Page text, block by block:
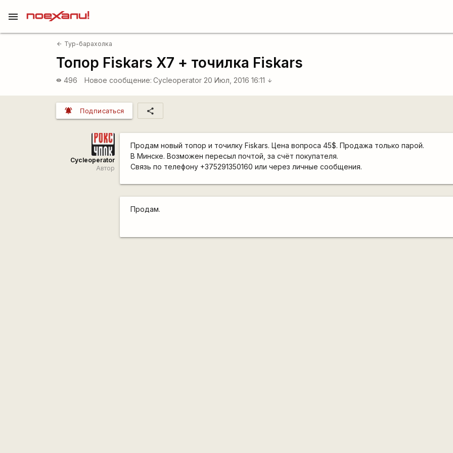
menu
arrow_back Тур-барахолка
Топор Fiskars X7 + точилка Fiskars
visibility 496 Новое сообщение: Cycleoperator 20 Июл, 2016 16:11 arrow_downward
notifications_active Подписаться share
Cycleoperator
Автор
Продам новый топор и точилку Fiskars. Цена вопроса 45$. Продажа только парой.
В Минске. Возможен пересыл почтой, за счёт покупателя.
Связь по телефону +375291350160 или через личные сообщения.
Продам.